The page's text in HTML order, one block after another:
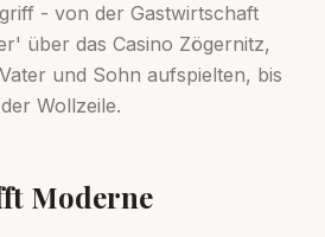
- von der Gastwirtschaft
über das Casino Zögernitz,
und Sohn aufspielten, bis
Wollzeile.
Moderne